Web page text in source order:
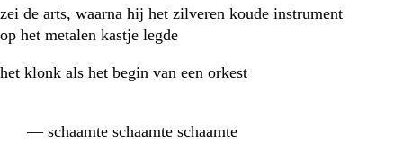
zei de arts, waarna hij het zilveren koude instrument
op het metalen kastje legde
het klonk als het begin van een orkest
— schaamte schaamte schaamte